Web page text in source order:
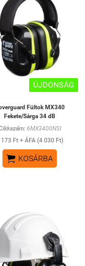
ÚJDONSÁG
Fültok MX340
Fekete/Sárga 34 dB
6MX3400NSI
Ft + ÁFA (4 030 Ft)
 KOSÁRBA